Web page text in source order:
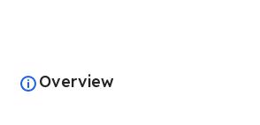
Overview